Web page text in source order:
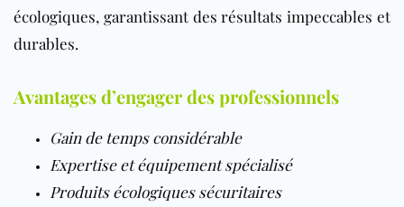
écologiques, garantissant des résultats impeccables et
durables.
Avantages d’engager des professionnels
Gain de temps considérable
Expertise et équipement spécialisé
Produits écologiques sécuritaires